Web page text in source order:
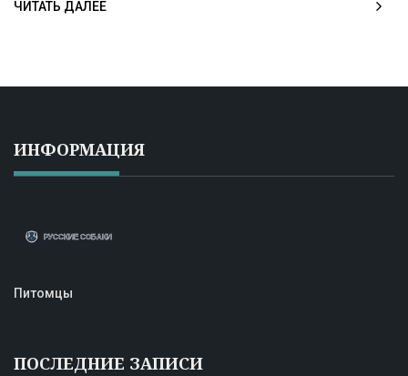
ЧИТАТЬ ДАЛЕЕ
ИНФОРМАЦИЯ
Питомцы
ПОСЛЕДНИЕ ЗАПИСИ